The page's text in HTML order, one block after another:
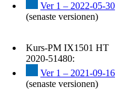
Ver 1 – 2022-05-30
(senaste versionen)
Kurs-PM IX1501 HT
2020-51480:
Ver 1 – 2021-09-16
(senaste versionen)